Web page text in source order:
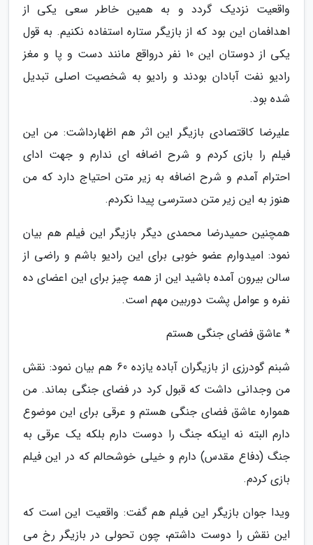
واقعیت نزدیک گردد و به همین خاطر سعی یکی از
اهدافمان این بود که از بازیگر ستاره استفاده نکنیم. به قول
یکی از دوستان این 10 نفر درواقع مانند دست و پا و مغز
رادیو نفت آبادان بودند و رادیو به شخصیت اصلی تبدیل
شده بود.
علیرضا کاقتصادی بازیگر این اثر هم اظهارداشت: من این
فیلم را بازی کردم و شرح اضافه ای ندارم و جهت ادای
احترام آمدم و شرح اضافه به زیر متن احتیاج دارد که من
هنوز به این زیر متن دسترسی پیدا نکردم.
همچنین حمیدرضا محمدی دیگر بازیگر این فیلم هم بیان
نمود: امیدوارم عضو خوبی برای این رادیو باشم و راضی از
سالن بیرون آمده باشید این از همه چیز برای این اعضای ده
نفره و عوامل پشت دوربین مهم است.
* عاشق فضای جنگی هستم
شبنم گودرزی از بازیگران آباده یازده 60 هم بیان نمود: نقش
من وجدانی داشت که قبول کرد در فضای جنگی بماند. من
همواره عاشق فضای جنگی هستم و عرقی برای این موضوع
دارم البته نه اینکه جنگ را دوست دارم بلکه یک عرقی به
جنگ (دفاع مقدس) دارم و خیلی خوشحالم که در این فیلم
بازی کردم.
ویدا جوان بازیگر این فیلم هم گفت: واقعیت این است که
این نقش را دوست داشتم، چون تحولی در بازیگر رخ می